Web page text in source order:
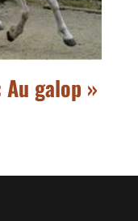
galop »